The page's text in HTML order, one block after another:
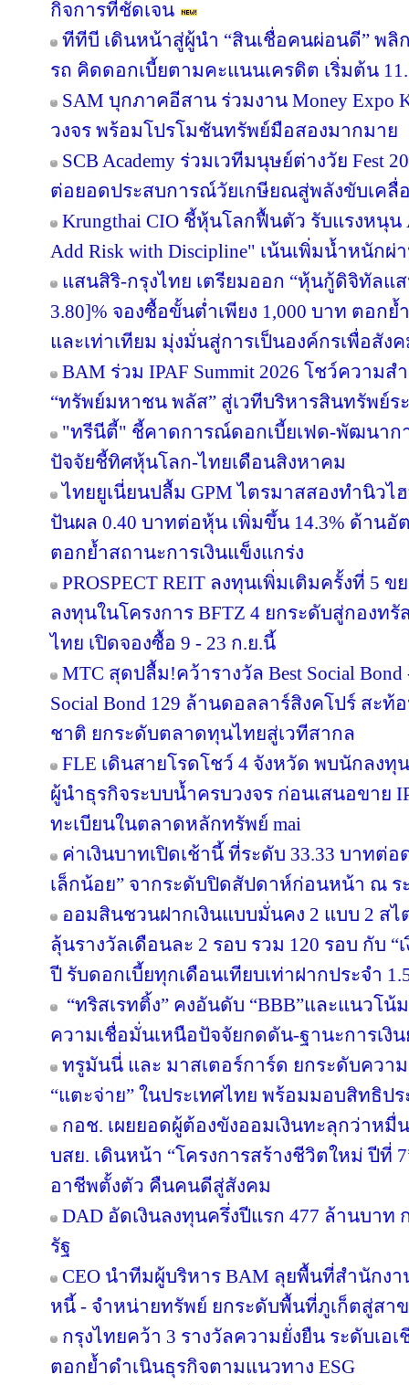
กิจการที่ชัดเจน
ทีทีบี เดินหน้าสู่ผู้นำ “สินเชื่อคนผ่อนดี” พลิ
รถ คิดดอกเบี้ยตามคะแนนเครดิต เริ่มต้น
SAM บุกภาคอีสาน ร่วมงาน Money Expo
วงจร พร้อมโปรโมชันทรัพย์มือสองมากมาย
SCB Academy ร่วมเวทีมนุษย์ต่างวัย Fest
ต่อยอดประสบการณ์วัยเกษียณสู่พลังขับเคลื่
Krungthai CIO ชี้หุ้นโลกฟื้นตัว รับแรงหนุน
Add Risk with Discipline" เน้นเพิ่มน้ำหนักผ่
แสนสิริ-กรุงไทย เตรียมออก “หุ้นกู้ดิจิทัลแ
3.80]% จองซื้อขั้นต่ำเพียง 1,000 บาท ตอก
และเท่าเทียม มุ่งมั่นสู่การเป็นองค์กรเพื่อสัง
BAM ร่วม IPAF Summit 2026 โชว์ความส
“ทรัพย์มหาชน พลัส” สู่เวทีบริหารสินทรัพย์ร
"ทรีนีตี้" ชี้คาดการณ์ดอกเบี้ยเฟด-พัฒนาก
ปัจจัยชี้ทิศหุ้นโลก-ไทยเดือนสิงหาคม
ไทยยูเนี่ยนปลื้ม GPM ไตรมาสสองทำนิวไ
ปันผล 0.40 บาทต่อหุ้น เพิ่มขึ้น 14.3% ด้านอั
ตอกย้ำสถานะการเงินแข็งแกร่ง
PROSPECT REIT ลงทุนเพิ่มเติมครั้งที่ 5
ลงทุนในโครงการ BFTZ 4 ยกระดับสู่กองท
ไทย เปิดจองซื้อ 9 - 23 ก.ย.นี้
MTC สุดปลื้ม!คว้ารางวัล Best Social
Social Bond 129 ล้านดอลลาร์สิงคโปร์ สะ
ชาติ ยกระดับตลาดทุนไทยสู่เวทีสากล
FLE เดินสายโรดโชว์ 4 จังหวัด พบนักลง
ผู้นำธุรกิจระบบน้ำครบวงจร ก่อนเสนอขาย
ทะเบียนในตลาดหลักทรัพย์ mai
ค่าเงินบาทเปิดเช้านี้ ที่ระดับ 33.33 บาทต่
เล็กน้อย” จากระดับปิดสัปดาห์ก่อนหน้า ณ ร
ออมสินชวนฝากเงินแบบมั่นคง 2 แบบ 2 สไ
ลุ้นรางวัลเดือนละ 2 รอบ รวม 120 รอบ กับ
ปี รับดอกเบี้ยทุกเดือนเทียบเท่าฝากประจำ
“ทริสเรทติ้ง” คงอันดับ “BBB”และแนวโน้
ความเชื่อมั่นเหนือปัจจัยกดดัน-ฐานะการเงิน
ทรูมันนี่ และ มาสเตอร์การ์ด ยกระดับควา
“แตะจ่าย” ในประเทศไทย พร้อมมอบสิทธิป
กอช. เผยยอดผู้ต้องขังออมเงินทะลุกว่าห
บสย. เดินหน้า “โครงการสร้างชีวิตใหม่ ปีที่
อาชีพตั้งตัว คืนคนดีสู่สังคม
DAD อัดเงินลงทุนครึ่งปีแรก 477 ล้านบาท
รัฐ
CEO นำทีมผู้บริหาร BAM ลุยพื้นที่สำนักงา
หนี้ - จำหน่ายทรัพย์ ยกระดับพื้นที่ภูเก็ตสู่ส
กรุงไทยคว้า 3 รางวัลความยั่งยืน ระดับเอเ
ตอกย้ำดำเนินธุรกิจตามแนวทาง ESG